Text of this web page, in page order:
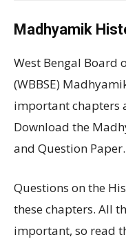
Madhyamik
West Bengal Board
(WBBSE)
important chapters
Download the
and Question Paper.
Questions on the
these chapters. All
important, so read